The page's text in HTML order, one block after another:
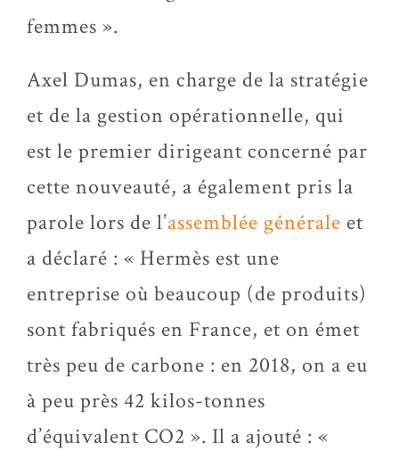
femmes ».
Axel Dumas, en charge de la stratégie
et de la gestion opérationnelle, qui
est le premier dirigeant concerné par
cette nouveauté, a également pris la
parole lors de l’assemblée générale et
a déclaré : « Hermès est une
entreprise où beaucoup (de produits)
sont fabriqués en France, et on émet
très peu de carbone : en 2018, on a eu
à peu près 42 kilos-tonnes
d’équivalent CO2 ». Il a ajouté : «